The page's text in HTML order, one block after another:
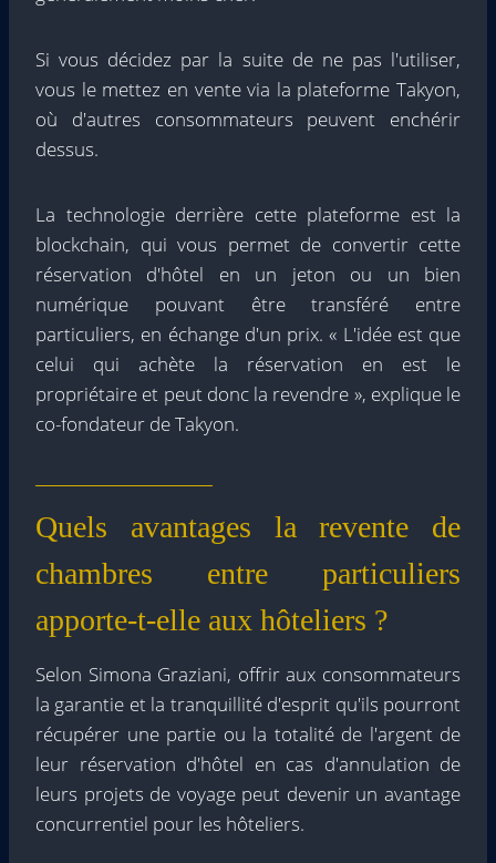
Si vous décidez par la suite de ne pas l'utiliser,
vous le mettez en vente via la plateforme Takyon,
où d'autres consommateurs peuvent enchérir
dessus.
La technologie derrière cette plateforme est la
blockchain, qui vous permet de convertir cette
réservation d'hôtel en un jeton ou un bien
numérique pouvant être transféré entre
particuliers, en échange d'un prix. « L'idée est que
celui qui achète la réservation en est le
propriétaire et peut donc la revendre », explique le
co-fondateur de Takyon.
Quels avantages la revente de
chambres entre particuliers
apporte-t-elle aux hôteliers ?
Selon Simona Graziani, offrir aux consommateurs
la garantie et la tranquillité d'esprit qu'ils pourront
récupérer une partie ou la totalité de l'argent de
leur réservation d'hôtel en cas d'annulation de
leurs projets de voyage peut devenir un avantage
concurrentiel pour les hôteliers.